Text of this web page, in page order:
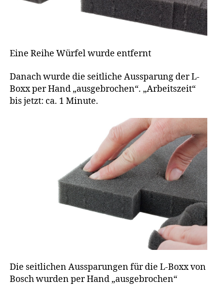
Eine Reihe Würfel wurde entfernt
Danach wurde die seitliche Aussparung der L-
Boxx per Hand „ausgebrochen“. „Arbeitszeit“
bis jetzt: ca. 1 Minute.
Die seitlichen Aussparungen für die L-Boxx von
Bosch wurden per Hand „ausgebrochen“